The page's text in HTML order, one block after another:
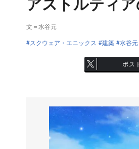
文＝水谷元
スクウェア・エニックス
建築 水谷元
ポス